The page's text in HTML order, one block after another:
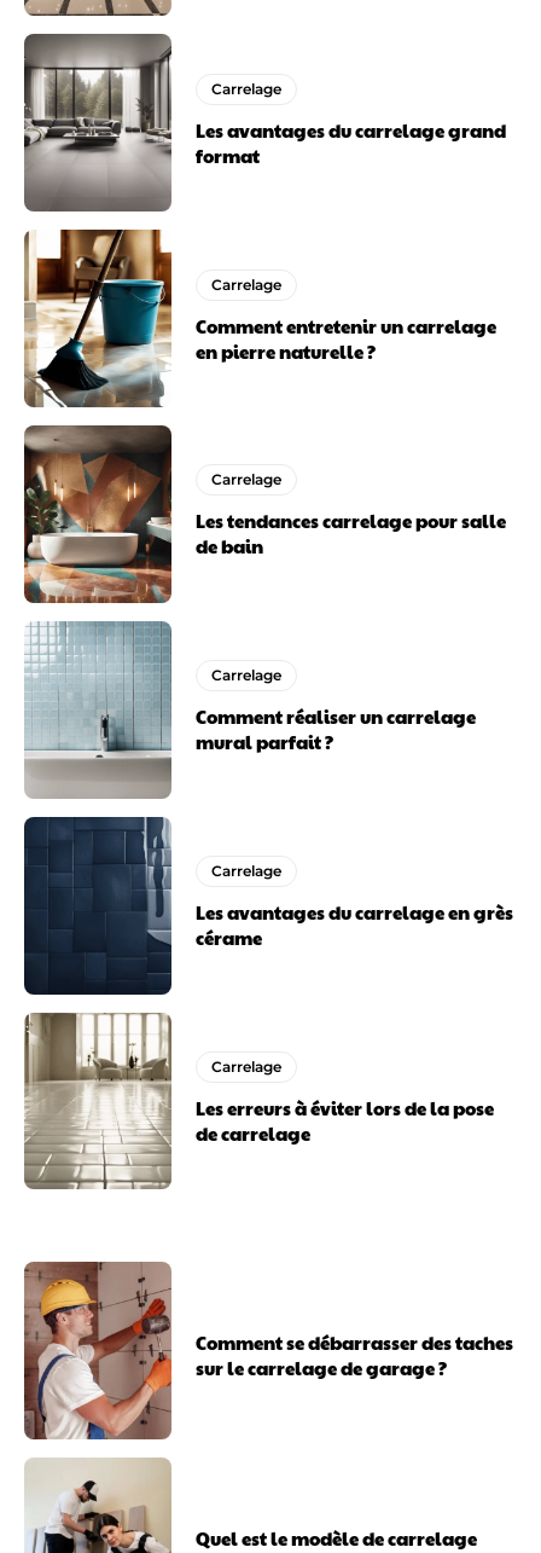
Carrelage
Les avantages du carrelage grand
format
Carrelage
Comment entretenir un carrelage
en pierre naturelle ?
Carrelage
Les tendances carrelage pour salle
de bain
Carrelage
Comment réaliser un carrelage
mural parfait ?
Carrelage
Les avantages du carrelage en grès
cérame
Carrelage
Les erreurs à éviter lors de la pose
de carrelage
Comment se débarrasser des taches
sur le carrelage de garage ?
Quel est le modèle de carrelage